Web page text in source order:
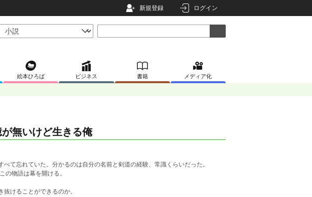
新規登録 ログイン
絵本ひろば ビジネス 書籍 メディア化
無いけど生きる俺
て忘れていた。分かるのは自分の名前と剣道の経験、常識くらいだった。
の物語は幕を開ける。
けることができるのか。